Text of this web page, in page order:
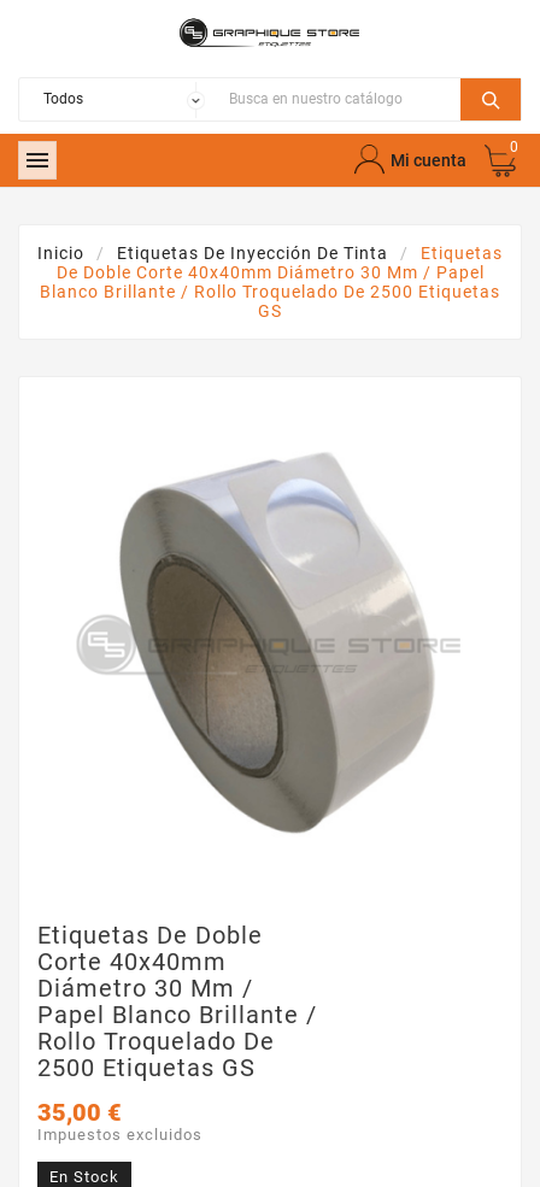
 Mi cuenta
0
Inicio Etiquetas De Inyección De Tinta
Etiquetas
De Doble Corte 40x40mm Diámetro 30 Mm / Papel
Blanco Brillante / Rollo Troquelado De 2500 Etiquetas
GS
Etiquetas De Doble
Corte 40x40mm
Diámetro 30 Mm /
Papel Blanco Brillante /
Rollo Troquelado De
2500 Etiquetas GS
35,00 €
Impuestos excluidos
En Stock